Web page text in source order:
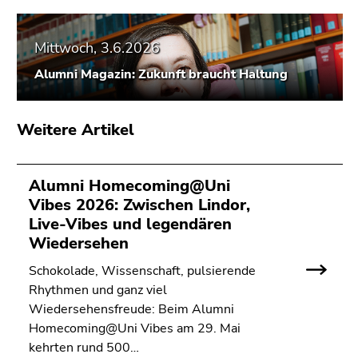
Mittwoch, 3.6.2026
Alumni Magazin: Zukunft braucht Haltung
Weitere Artikel
Alumni Homecoming@Uni
Vibes 2026: Zwischen Lindor,
Live-Vibes und legendären
Wiedersehen
Schokolade, Wissenschaft, pulsierende
Rhythmen und ganz viel
Wiedersehensfreude: Beim Alumni
Homecoming@Uni Vibes am 29. Mai
kehrten rund 500…